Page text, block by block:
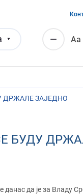
Аа
ДРЖАЛЕ ЗАЈЕДНО
БУДУ
да је за Владу